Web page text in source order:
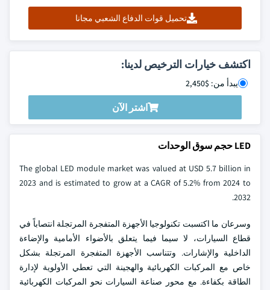
تحميل قوات الدفاع الشعبي مجانا
اكتشف خيارات الترخيص لدينا:
يبدأ من: $2,450
اشتر الآن
LED حجم سوق الوحدات
The global LED module market was valued at USD 5.7 billion in
2023 and is estimated to grow at a CAGR of 5.2% from 2024 to
2032.
وسرعان ما اكتسبت تكنولوجيا الأجهزة المتفجرة المرتجلة انتصاباً في
قطاع السيارات، لا سيما فيما يتعلق بالأضواء الأمامية والإضاءة
الداخلية والإشارات. وتتناسب الأجهزة المتفجرة المرتجلة بشكل
خاص مع المركبات الكهربائية والهجينة التي تعطي الأولوية لإدارة
الطاقة بكفاءة. مع محور صناعة السيارات نحو المركبات الكهربائية